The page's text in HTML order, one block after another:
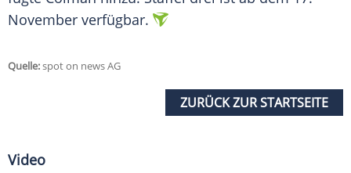
November verfügbar.
Quelle:spot on news AG
ZURÜCK ZUR STARTSEITE
Video